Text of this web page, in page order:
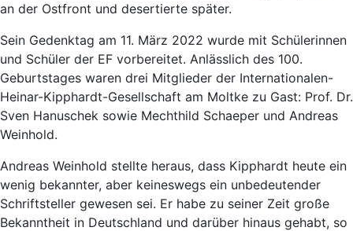
an der Ostfront und desertierte später.
Sein Gedenktag am 11. März 2022 wurde mit Schülerinnen
und Schüler der EF vorbereitet. Anlässlich des 100.
Geburtstages waren drei Mitglieder der Internationalen-
Heinar-Kipphardt-Gesellschaft am Moltke zu Gast: Prof. Dr.
Sven Hanuschek sowie Mechthild Schaeper und Andreas
Weinhold.
Andreas Weinhold stellte heraus, dass Kipphardt heute ein
wenig bekannter, aber keineswegs ein unbedeutender
Schriftsteller gewesen sei. Er habe zu seiner Zeit große
Bekanntheit in Deutschland und darüber hinaus gehabt, so